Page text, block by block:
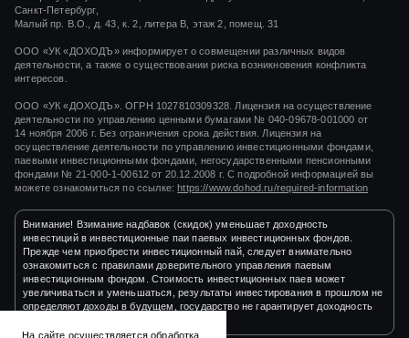
Санкт-Петербург,
Малый пр. В.О., д. 43, к. 2, литера В, этаж 2, помещ. 31
ООО «УК «ДОХОДЪ» информирует о совмещении различных видов
деятельности, а также о существовании риска возникновения конфликта
интересов.
ООО «УК «ДОХОДЪ». ОГРН 1027810309328. Лицензия на осуществление
деятельности по управлению ценными бумагами № 040-09678-001000 от
14 ноября 2006 г. Без ограничения срока действия. Лицензия на
осуществление деятельности по управлению инвестиционными фондами,
паевыми инвестиционными фондами, негосударственными пенсионными
фондами № 21-000-1-00612 от 20.12.2008 г. С подробной информацией вы
можете ознакомиться по ссылке: https://www.dohod.ru/required-information
Внимание! Взимание надбавок (скидок) уменьшает доходность
инвестиций в инвестиционные паи паевых инвестиционных фондов.
Прежде чем приобрести инвестиционный пай, следует внимательно
ознакомиться с правилами доверительного управления паевым
инвестиционным фондом. Стоимость инвестиционных паев может
увеличиваться и уменьшаться, результаты инвестирования в прошлом не
определяют доходы в будущем, государство не гарантирует доходность
На сайте осуществляется обработка